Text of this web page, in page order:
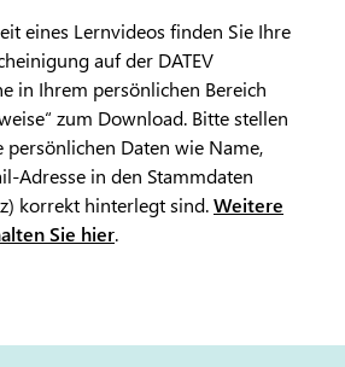
eines Lernvideos finden Sie Ihre
auf der DATEV
in Ihrem persönlichen Bereich
zum Download. Bitte stellen
persönlichen Daten wie Name,
Adresse in den Stammdaten
korrekt hinterlegt sind.Weitere
Sie hier.